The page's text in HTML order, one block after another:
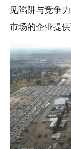
见陷阱与竞争
市场的企业提